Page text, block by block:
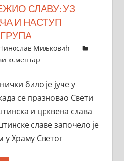
СЛАВУ: УЗ
И НАСТУП
Нинослав Миљковић
коментар
било је јуче у
се празновао Свети
и црквена слава.
славе започело је
у Храму Светог